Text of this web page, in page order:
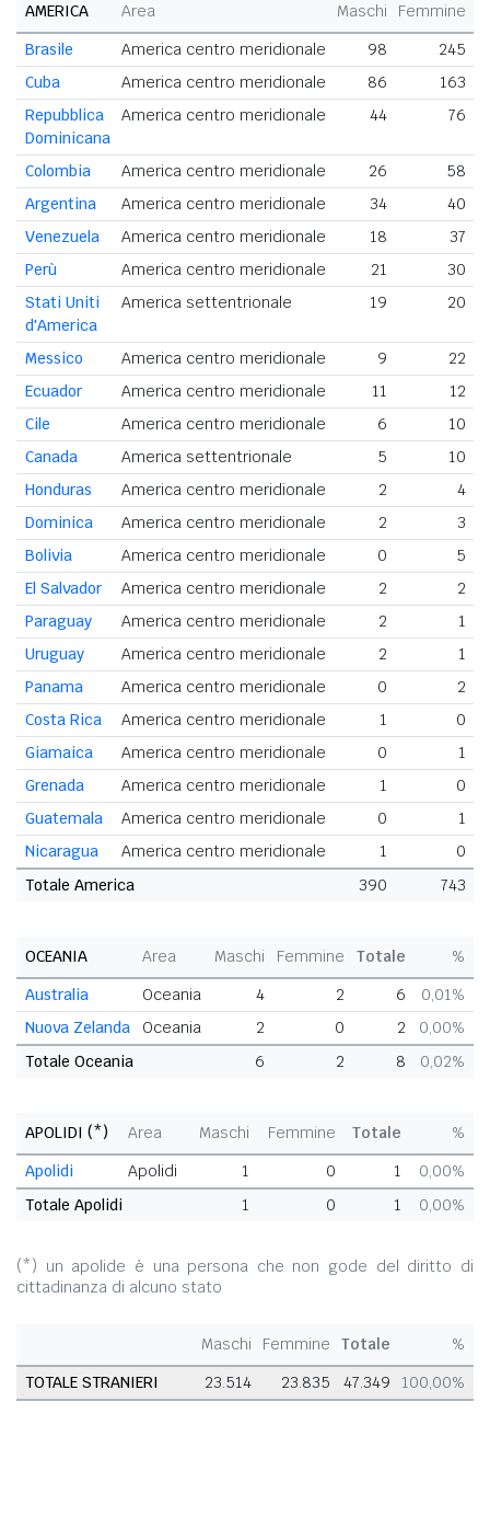
AMERICA Area Maschi Femmine
Brasile
America centro meridionale 98
245
Cuba
America centro meridionale 86
163
Repubblica
Dominicana
America centro meridionale 44 76
Colombia America centro meridionale 26
58
Argentina
America centro meridionale 34
40
Venezuela
America centro meridionale 18
37
Perù
America centro meridionale 21
30
Stati Uniti
d'America
America settentrionale 19 20
Messico America centro meridionale 9
22
Ecuador
America centro meridionale 11
12
Cile
America centro meridionale 6
10
Canada
America settentrionale 5
10
Honduras
America centro meridionale 2
4
Dominica
America centro meridionale 2
3
Bolivia
America centro meridionale 0
5
El Salvador
America centro meridionale 2
2
Paraguay
America centro meridionale 2
1
Uruguay
America centro meridionale 2
1
Panama
America centro meridionale 0
2
Costa Rica
America centro meridionale 1
0
Giamaica
America centro meridionale 0
1
Grenada
America centro meridionale 1
0
Guatemala
America centro meridionale 0
1
Nicaragua
America centro meridionale 1
0
Totale America
390 743
OCEANIA Area Maschi Femmine Totale
%
Australia
Oceania 4 2 6
0,01%
Nuova Zelanda
Oceania 2 0 2
0,00%
Totale Oceania
6 2 8 0,02%
APOLIDI (*) Area Maschi Femmine Totale
%
Apolidi
Apolidi 1 0 1
0,00%
Totale Apolidi
1 0 1 0,00%
(*) un apolide è una persona che non gode del diritto di
cittadinanza di alcuno stato
Maschi Femmine Totale
%
TOTALE STRANIERI
23.514 23.835 47.349 100,00%